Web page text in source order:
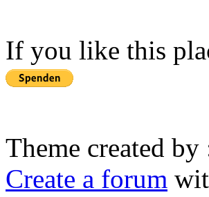
If you like this
Theme created
Create a forum